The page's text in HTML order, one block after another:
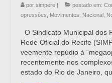
por simpere postado em:
opressões
Movimentos Nacional
O Sindicato Municipal dos
Rede Oficial do Recife
veemente repúdio à
recentemente nos
estado do Rio de Janeiro,